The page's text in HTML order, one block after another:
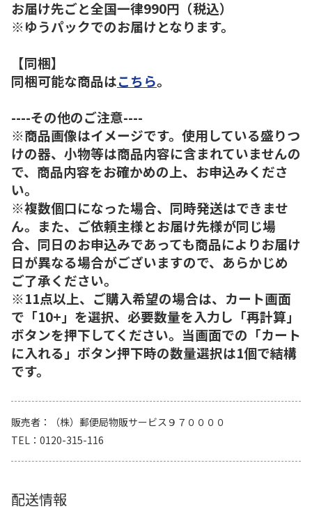
お届け先ごと全国一律990円（税込）
※ゆうパックでのお届けとなります。
【同梱】
同梱可能な商品はこちら。
----その他のご注意----
※商品画像はイメージです。使用している盛りつ
けの器、小物等は商品内容に含まれていませんの
で、商品内容をお確かめの上、お申込みくださ
い。
※複数個口になった場合、同時発送はできませ
ん。また、ご依頼主様とお届け先様が同じ場
合、同日のお申込みであっても商品によりお届け
日が異なる場合がございますので、あらかじめ
ご了承ください。
※11点以上、ご購入希望の場合は、カート画面
で「10+」を選択、必要数量を入力し「再計算」
ボタンを押下してください。当画面での「カート
に入れる」ボタン押下時の数量選択は1個で結構
です。
販売者
（株）郵便局物販サービス９７００００
TEL
0120-315-116
配送情報